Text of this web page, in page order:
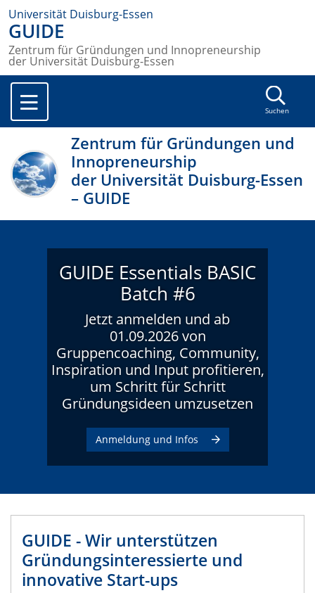
Universität Duisburg-Essen
GUIDE
Zentrum für Gründungen und Innopreneurship
der Universität Duisburg-Essen
Suchen
Zentrum für Gründungen und
Innopreneurship
der Universität Duisburg-Essen
– GUIDE
GUIDE Essentials BASIC
Batch #6
Jetzt anmelden und ab
01.09.2026 von
Gruppencoaching, Community,
Inspiration und Input profitieren,
um Schritt für Schritt
Gründungsideen umzusetzen
Anmeldung und Infos
GUIDE - Wir unterstützen
Gründungsinteressierte und
innovative Start-ups